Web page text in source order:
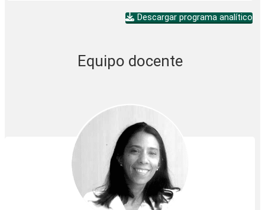
Descargar programa analítico
Equipo docente